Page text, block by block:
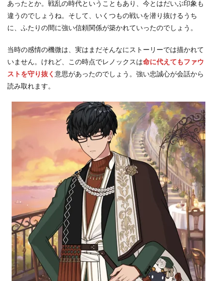
れ
7.2
ク
と
ノ
ー
ヴ
入
8
な
歴
か
ら
火
炙
り
の
刑
が
あったとか。戦乱の時代ということもあり、今とはだいぶ印象も
違うのでしょうね。そして、いくつもの戦いを潜り抜けるうち
に、ふたりの間に強い信頼関係が築かれていったのでしょう。
当時の感情の機微は、実はまだそんなにストーリーでは描かれて
いません。けれど、この時点でレノックスは命に代えてもファウ
ストを守り抜く 意思があったのでしょう。強い忠誠心が会話から
読み取れます。